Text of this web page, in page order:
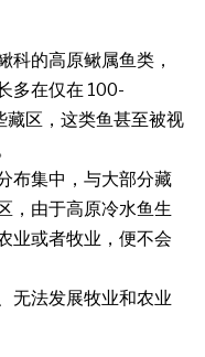
科的高原鳅属鱼类，
多在仅在 100-
藏区，这类鱼甚至被视
布集中，与大部分藏
，由于高原冷水鱼生
业或者牧业，便不会
无法发展牧业和农业